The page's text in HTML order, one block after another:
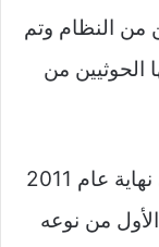
من النظام وتم
الحوثيين من
ووقعّت الولايات المتحدة الامريكية في نهاية عام 2011
من نوعه